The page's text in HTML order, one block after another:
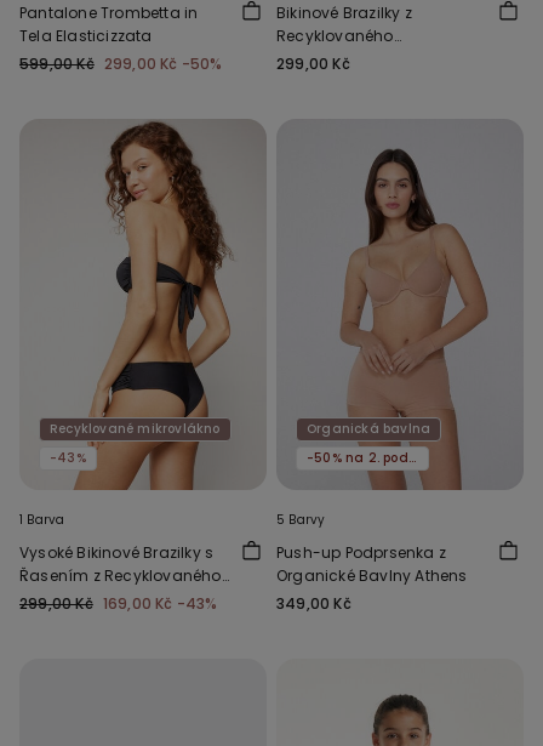
Pantalone Trombetta in
Tela Elasticizzata
599,00 Kč 299,00 Kč -50%
Bikinové Brazilky z
Recyklovaného
Mikrovlákna
299,00 Kč
Recyklované mikrovlákno
-43%
1 Barva
Vysoké Bikinové Brazilky s
Řasením z Recyklovaného
Mikrovlákna
299,00 Kč 169,00 Kč -43%
Organická bavlna
-50% na 2. podprsenku
5 Barvy
Push-up Podprsenka z
Organické Bavlny Athens
349,00 Kč